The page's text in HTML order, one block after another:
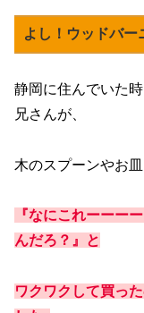
よし！ウッドバー
静岡に住んでいた
兄さんが、
木のスプーンやお
『なにこれーーー
んだろ？』と
ワクワクして買っ